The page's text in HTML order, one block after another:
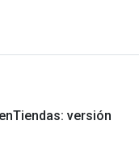
versión